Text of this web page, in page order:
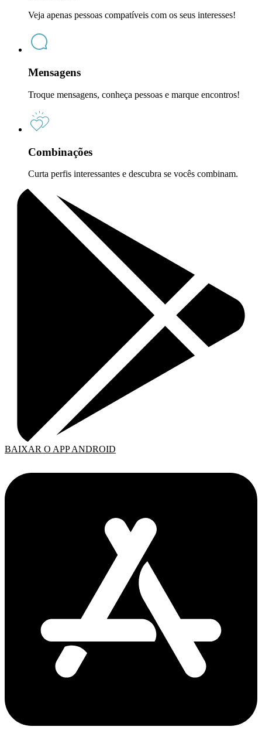
Veja apenas pessoas compatíveis com os seus interesses!
Mensagens
Troque mensagens, conheça pessoas e marque encontros!
Combinações
Curta perfis interessantes e descubra se vocês combinam.
BAIXAR O APP ANDROID